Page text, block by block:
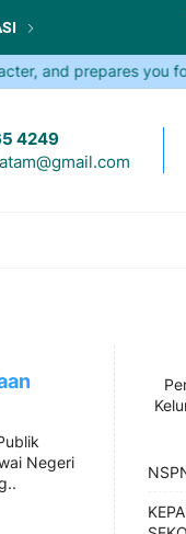
and prepares you
4249
Negeri